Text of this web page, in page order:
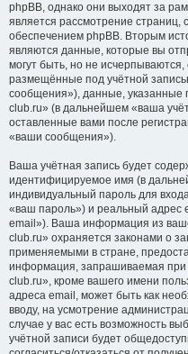
phpBB, однако они выходят за
является рассмотрение
обеспечением phpBB. Вторым
являются данные, которые вы
могут быть, но не
размещённые под учётной
сообщения»), данные, указанные
club.ru» (в дальнейшем «ваша
оставленные вами после
«ваши сообщения»).
Ваша учётная запись будет
идентифицируемое имя (в
индивидуальный пароль для
«ваш пароль») и реальный
email»). Ваша информация из
club.ru» охраняется законами о
применяемыми в стране,
информация, запрашиваемая при
club.ru», кроме вашего имени
адреса email, может быть как
вводу, на усмотрение
случае у вас есть возможность
учётной записи будет